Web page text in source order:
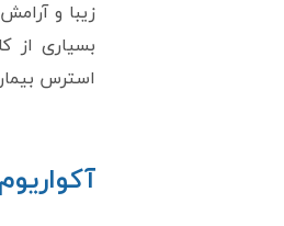
زيبا و
بسیاری از
استرس